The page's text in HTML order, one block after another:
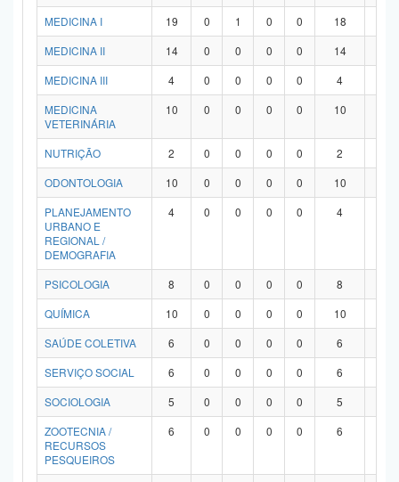
MEDICINA I
19 0 1 0 0 18
MEDICINA II
14 0 0 0 0 14
MEDICINA III
4 0 0 0 0 4
MEDICINA
VETERINÁRIA
10 0 0 0 0 10
NUTRIÇÃO 2 0 0 0 0 2
ODONTOLOGIA
10 0 0 0 0 10
PLANEJAMENTO
URBANO E
REGIONAL /
DEMOGRAFIA
4 0 0 0 0 4
PSICOLOGIA 8 0 0 0 0 8
QUÍMICA
10 0 0 0 0 10
SAÚDE COLETIVA
6 0 0 0 0 6
SERVIÇO SOCIAL
6 0 0 0 0 6
SOCIOLOGIA
5 0 0 0 0 5
ZOOTECNIA /
RECURSOS
PESQUEIROS
6 0 0 0 0 6